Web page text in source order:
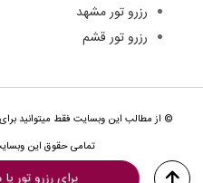
برای رزرو تور
رزرو تور مشهد
رزرو تور قشم
© از مطالب این وبسایت فقط میتوانید برای
تمامی حقوق این